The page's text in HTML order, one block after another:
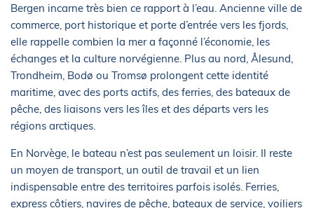
Bergen incarne très bien ce rapport à l’eau. Ancienne ville de
commerce, port historique et porte d’entrée vers les fjords,
elle rappelle combien la mer a façonné l’économie, les
échanges et la culture norvégienne. Plus au nord, Ålesund,
Trondheim, Bodø ou Tromsø prolongent cette identité
maritime, avec des ports actifs, des ferries, des bateaux de
pêche, des liaisons vers les îles et des départs vers les
régions arctiques.
En Norvège, le bateau n’est pas seulement un loisir. Il reste
un moyen de transport, un outil de travail et un lien
indispensable entre des territoires parfois isolés. Ferries,
express côtiers, navires de pêche, bateaux de service, voiliers